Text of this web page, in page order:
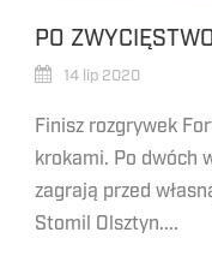
PO
14 lip 2020
Finisz rozgrywek
krokami. Po dwóch
zagrają przed
Stomil Olsztyn....